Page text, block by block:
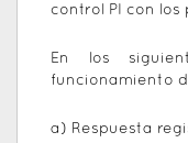
control PI con los
En los
funcionamiento
a) Respuesta